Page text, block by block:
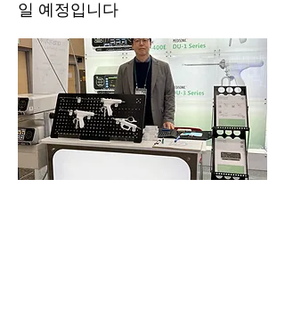
일 예정입니다